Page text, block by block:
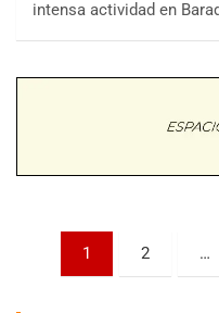
intensa actividad en
Paginación
1 2 …
08/09-AGO
Ramiro Tot (Asfalto)
Trenque Lauquen (Buenos Aires)
Villaguay (Entre Ríos)